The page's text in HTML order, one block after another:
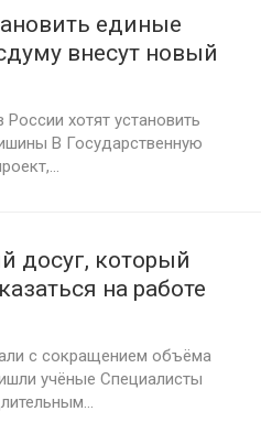
единые
внесут новый
хотят установить
В Государственную
досуг, который
на работе
с сокращением объёма
учёные Специалисты